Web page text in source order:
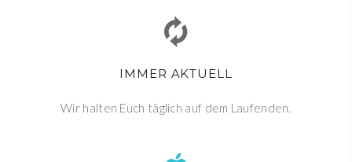
IMMER AKTUELL
Wir halten Euch täglich auf dem Laufenden.